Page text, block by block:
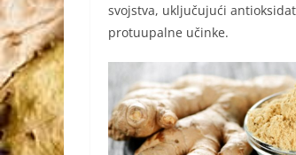
svojstva, uključujući
protuupalne učinke.